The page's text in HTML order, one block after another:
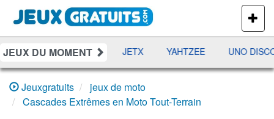
PLUS
DE
JEUX
JEUX DU MOMENT
DAMES RAMI JETX YAHTZEE UNO DISCO
Jeuxgratuits
jeux de moto
Cascades Extrêmes en Moto Tout-Terrain